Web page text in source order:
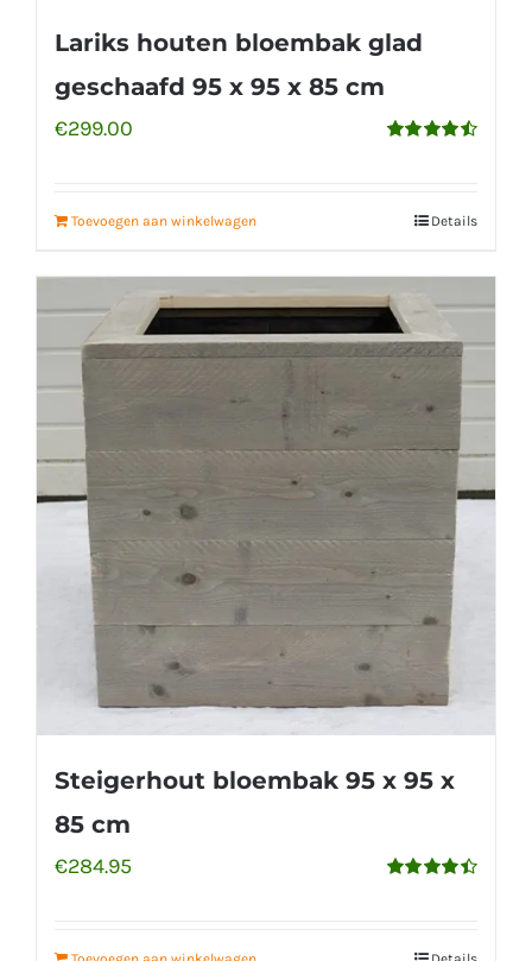
Lariks houten bloembak glad
geschaafd 95 x 95 x 85 cm
€299.00
Toevoegen aan winkelwagen Details
Steigerhout bloembak 95 x 95 x
85 cm
€284.95